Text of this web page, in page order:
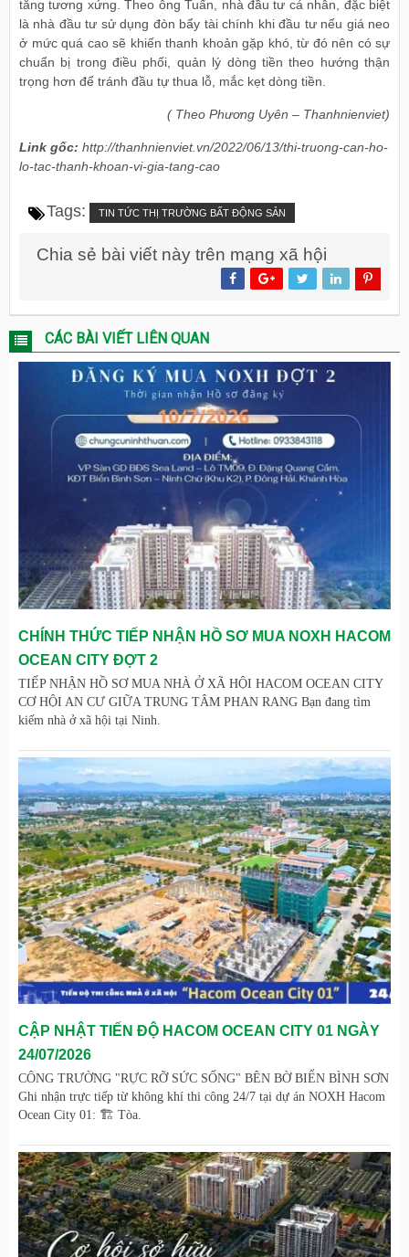
tăng tương xứng. Theo ông Tuấn, nhà đầu tư cá nhân, đặc biệt
là nhà đầu tư sử dụng đòn bẩy tài chính khi đầu tư nếu giá neo
ở mức quá cao sẽ khiến thanh khoản gặp khó, từ đó nên có sự
chuẩn bị trong điều phối, quản lý dòng tiền theo hướng thận
trọng hơn để tránh đầu tự thua lỗ, mắc kẹt dòng tiền.
( Theo Phương Uyên – Thanhnienviet)
Link gốc: http://thanhnienviet.vn/2022/06/13/thi-truong-can-ho-
lo-tac-thanh-khoan-vi-gia-tang-cao
Tags: TIN TỨC THỊ TRƯỜNG BẤT ĐỘNG SẢN
Chia sẻ bài viết này trên mạng xã hội
CÁC BÀI VIẾT LIÊN QUAN
CHÍNH THỨC TIẾP NHẬN HỒ SƠ MUA NOXH HACOM
OCEAN CITY ĐỢT 2
TIẾP NHẬN HỒ SƠ MUA NHÀ Ở XÃ HỘI HACOM OCEAN CITY
CƠ HỘI AN CƯ GIỮA TRUNG TÂM PHAN RANG Bạn đang tìm
kiếm nhà ở xã hội tại Ninh.
CẬP NHẬT TIẾN ĐỘ HACOM OCEAN CITY 01 NGÀY
24/07/2026
CÔNG TRƯỜNG "RỰC RỠ SỨC SỐNG" BÊN BỜ BIỂN BÌNH SƠN
Ghi nhận trực tiếp từ không khí thi công 24/7 tại dự án NOXH Hacom
Ocean City 01: 🏗️ Tòa.